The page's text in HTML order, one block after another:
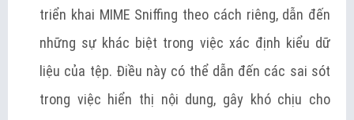
triển khai MIME Sniffing theo cách riêng, dẫn đến
những sự khác biệt trong việc xác định kiểu dữ
liệu của tệp. Điều này có thể dẫn đến các sai sót
trong việc hiển thị nội dung, gây khó chịu cho